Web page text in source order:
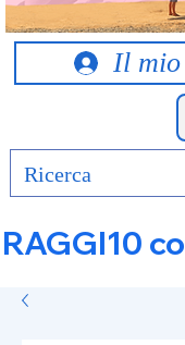
Il mio
RAGGI10